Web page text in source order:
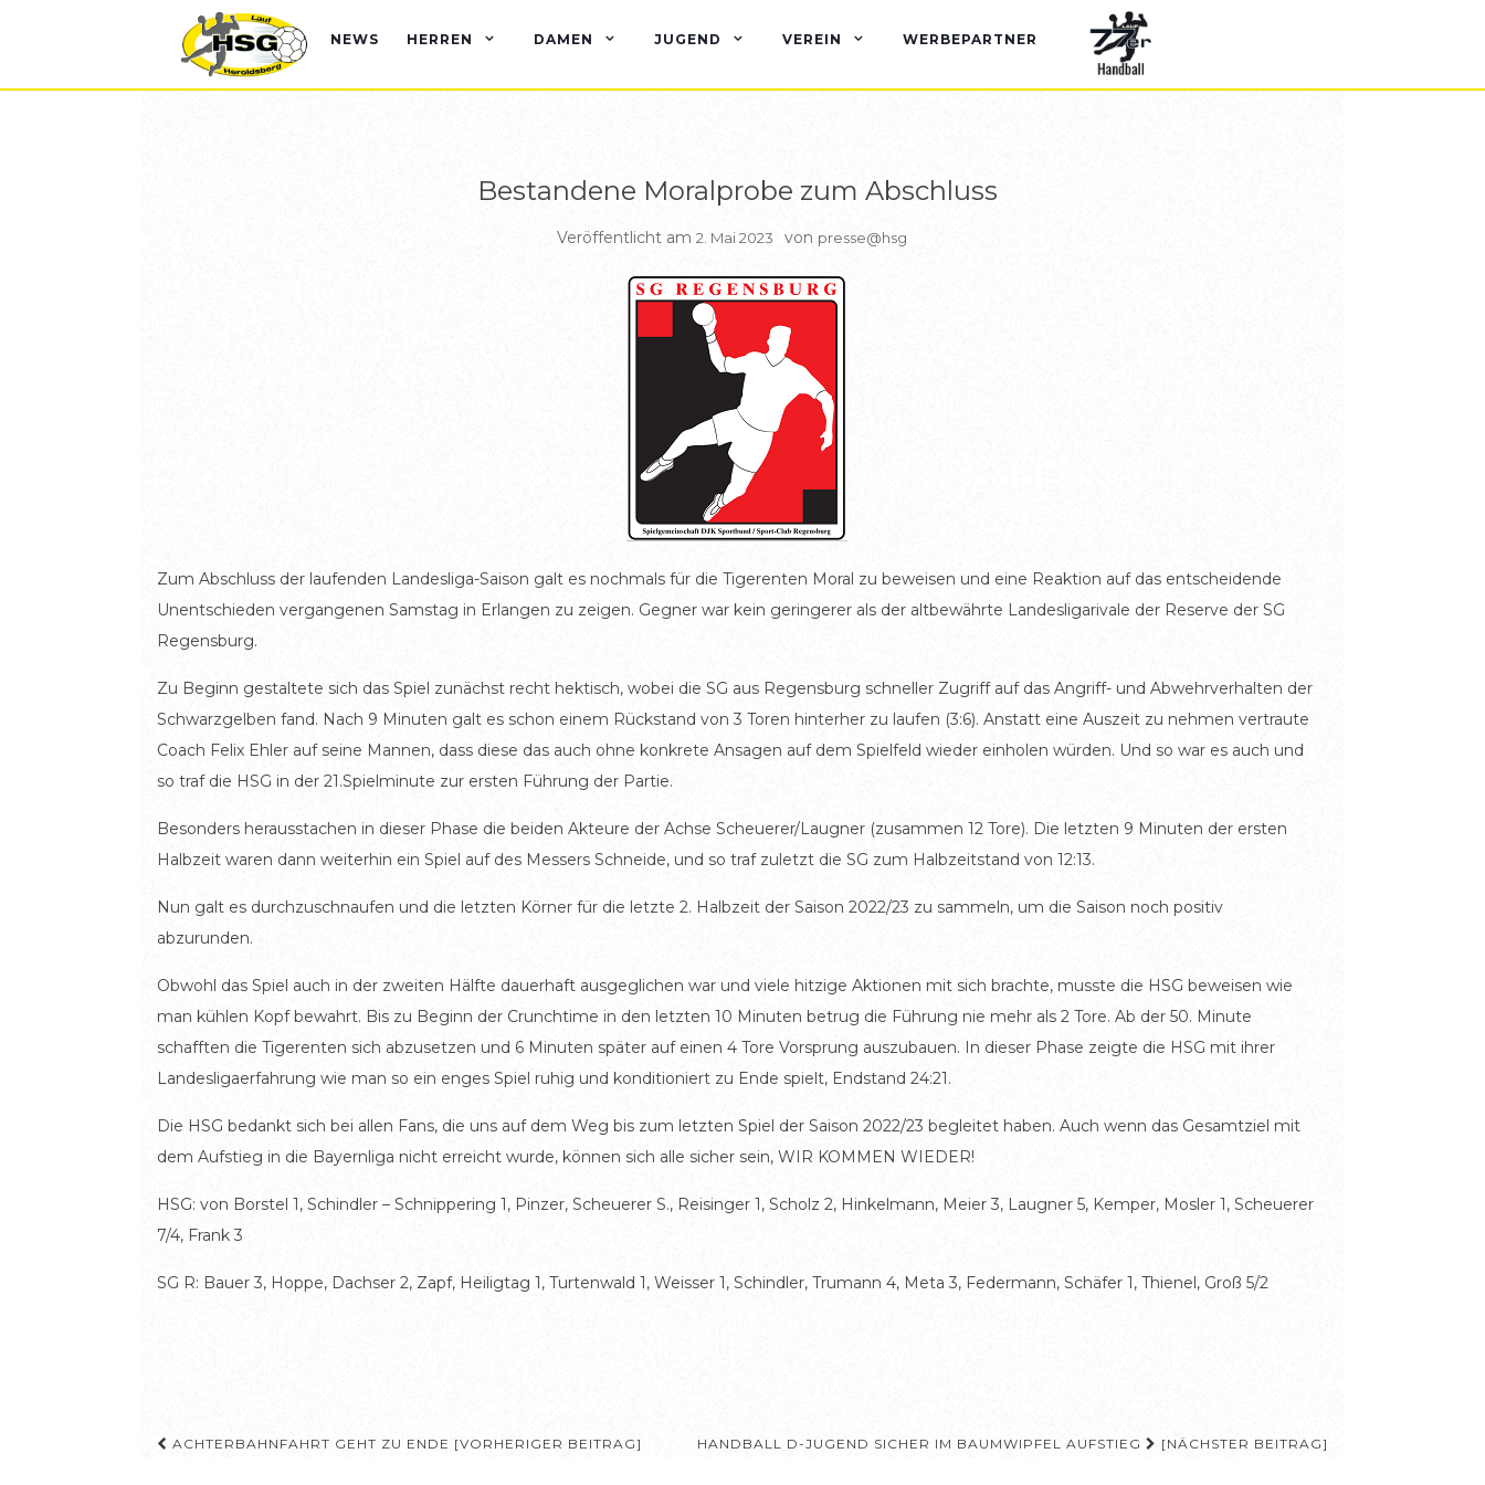
NEWS HERREN DAMEN JUGEND VEREIN WERBEPARTNER
Bestandene Moralprobe zum Abschluss
Veröffentlicht am 2. Mai 2023 von presse@hsg
Zum Abschluss der laufenden Landesliga-Saison galt es nochmals für die Tigerenten Moral zu beweisen und eine Reaktion auf das entscheidende
Unentschieden vergangenen Samstag in Erlangen zu zeigen. Gegner war kein geringerer als der altbewährte Landesligarivale der Reserve der SG
Regensburg.
Zu Beginn gestaltete sich das Spiel zunächst recht hektisch, wobei die SG aus Regensburg schneller Zugriff auf das Angriff- und Abwehrverhalten der
Schwarzgelben fand. Nach 9 Minuten galt es schon einem Rückstand von 3 Toren hinterher zu laufen (3:6). Anstatt eine Auszeit zu nehmen vertraute
Coach Felix Ehler auf seine Mannen, dass diese das auch ohne konkrete Ansagen auf dem Spielfeld wieder einholen würden. Und so war es auch und
so traf die HSG in der 21.Spielminute zur ersten Führung der Partie.
Besonders herausstachen in dieser Phase die beiden Akteure der Achse Scheuerer/Laugner (zusammen 12 Tore). Die letzten 9 Minuten der ersten
Halbzeit waren dann weiterhin ein Spiel auf des Messers Schneide, und so traf zuletzt die SG zum Halbzeitstand von 12:13.
Nun galt es durchzuschnaufen und die letzten Körner für die letzte 2. Halbzeit der Saison 2022/23 zu sammeln, um die Saison noch positiv
abzurunden.
Obwohl das Spiel auch in der zweiten Hälfte dauerhaft ausgeglichen war und viele hitzige Aktionen mit sich brachte, musste die HSG beweisen wie
man kühlen Kopf bewahrt. Bis zu Beginn der Crunchtime in den letzten 10 Minuten betrug die Führung nie mehr als 2 Tore. Ab der 50. Minute
schafften die Tigerenten sich abzusetzen und 6 Minuten später auf einen 4 Tore Vorsprung auszubauen. In dieser Phase zeigte die HSG mit ihrer
Landesligaerfahrung wie man so ein enges Spiel ruhig und konditioniert zu Ende spielt, Endstand 24:21.
Die HSG bedankt sich bei allen Fans, die uns auf dem Weg bis zum letzten Spiel der Saison 2022/23 begleitet haben. Auch wenn das Gesamtziel mit
dem Aufstieg in die Bayernliga nicht erreicht wurde, können sich alle sicher sein, WIR KOMMEN WIEDER!
HSG: von Borstel 1, Schindler – Schnippering 1, Pinzer, Scheuerer S., Reisinger 1, Scholz 2, Hinkelmann, Meier 3, Laugner 5, Kemper, Mosler 1, Scheuerer
7/4, Frank 3
SG R: Bauer 3, Hoppe, Dachser 2, Zapf, Heiligtag 1, Turtenwald 1, Weisser 1, Schindler, Trumann 4, Meta 3, Federmann, Schäfer 1, Thienel, Groß 5/2
Beitragsnavigation
ACHTERBAHNFAHRT GEHT ZU ENDE [VORHERIGER BEITRAG] HANDBALL D-JUGEND SICHER IM BAUMWIPFEL AUFSTIEG [NÄCHSTER BEITRAG]